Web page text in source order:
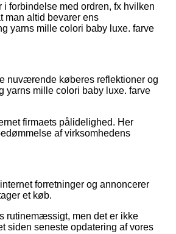
i forbindelse med ordren, fx hvilken
man altid bevarer ens
yarns mille colori baby luxe. farve
nuværende køberes reflektioner og
yarns mille colori baby luxe. farve
firmaets pålidelighed. Her
af virksomhedens
forretninger og annoncerer
et køb.
rutinemæssigt, men det er ikke
siden seneste opdatering af vores